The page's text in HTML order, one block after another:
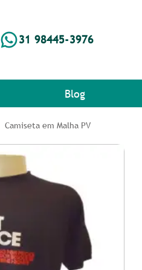
31 98445-3976
Blog
Camiseta em Malha PV